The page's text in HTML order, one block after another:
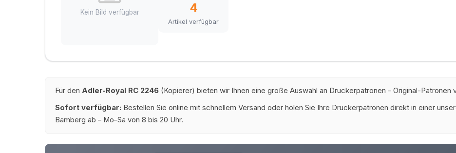
Kein Bild verfügbar 4
Artikel verfügbar
Für den Adler-Royal RC 2246 (Kopierer) bieten wir Ihnen eine große Auswahl an Druckerpatronen – Original-Patronen
Sofort verfügbar: Bestellen Sie online mit schnellem Versand oder holen Sie Ihre Druckerpatronen direkt in einer
Bamberg ab – Mo–Sa von 8 bis 20 Uhr.